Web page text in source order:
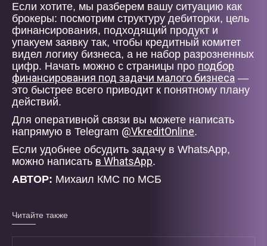
Если хотите, мы разберем вашу ситуацию как
брокеры: посмотрим структуру дебиторки, цель
финансирования, подходящий продукт и
упакуем заявку так, чтобы кредитный комитет
видел логику бизнеса, а не набор разрозненных
цифр. Начать можно с страницы про подбор
финансирования под задачи малого бизнеса —
это быстрее всего приводит к понятному плану
действий.
Для оперативной связи вы можете написать
напрямую в Telegram @VkreditOnline.
Если удобнее обсудить задачу в WhatsApp,
можно написать в WhatsApp.
АВТОР: Михаил КМС по МСБ
Читайте также